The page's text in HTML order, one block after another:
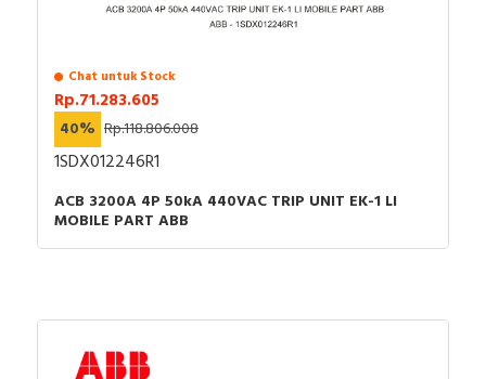
Chat untuk Stock
Rp.71.283.605
40% Rp.118.806.008
1SDX012246R1
ACB 3200A 4P 50kA 440VAC TRIP UNIT EK-1 LI
MOBILE PART ABB